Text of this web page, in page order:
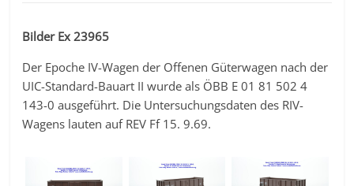
Bilder Ex 23965
Der Epoche IV-Wagen der Offenen Güterwagen nach der
UIC-Standard-Bauart II wurde als ÖBB E 01 81 502 4
143-0 ausgeführt. Die Untersuchungsdaten des RIV-
Wagens lauten auf REV Ff 15. 9.69.